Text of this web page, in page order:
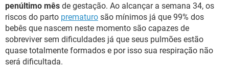
penúltimo mês de gestação. Ao alcançar a semana 34, os
riscos do parto prematuro são mínimos já que 99% dos
bebês que nascem neste momento são capazes de
sobreviver sem dificuldades já que seus pulmões estão
quase totalmente formados e por isso sua respiração não
será dificultada.